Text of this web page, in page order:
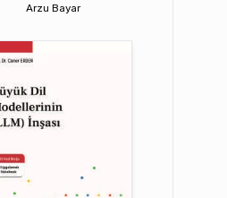
Arzu Bayar